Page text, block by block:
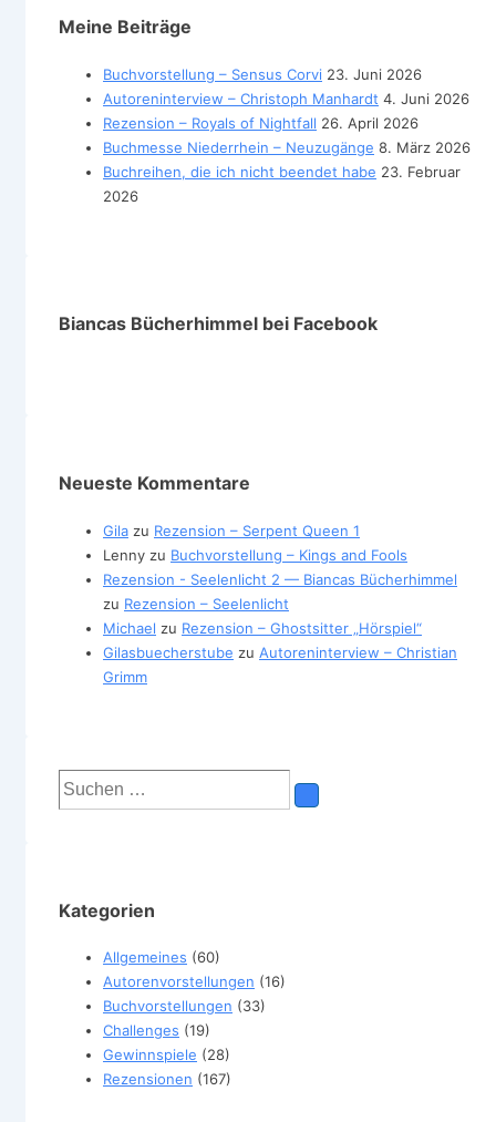
Meine Beiträge
Buchvorstellung – Sensus Corvi 23. Juni 2026
Autoreninterview – Christoph Manhardt 4. Juni 2026
Rezension – Royals of Nightfall 26. April 2026
Buchmesse Niederrhein – Neuzugänge 8. März 2026
Buchreihen, die ich nicht beendet habe 23. Februar
2026
Biancas Bücherhimmel bei Facebook
Neueste Kommentare
Gila zu Rezension – Serpent Queen 1
Lenny zu Buchvorstellung – Kings and Fools
Rezension - Seelenlicht 2 — Biancas Bücherhimmel
zu Rezension – Seelenlicht
Michael zu Rezension – Ghostsitter „Hörspiel“
Gilasbuecherstube zu Autoreninterview – Christian
Grimm
Suchen
nach:
Kategorien
Allgemeines (60)
Autorenvorstellungen (16)
Buchvorstellungen (33)
Challenges (19)
Gewinnspiele (28)
Rezensionen (167)